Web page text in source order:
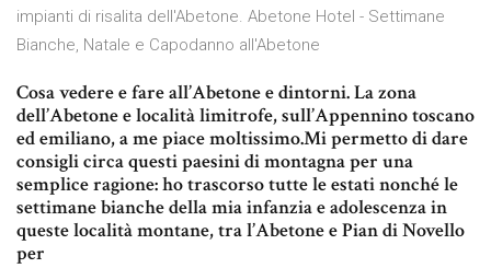
impianti di risalita dell'Abetone. Abetone Hotel - Settimane
Bianche, Natale e Capodanno all'Abetone
Cosa vedere e fare all’Abetone e dintorni. La zona
dell’Abetone e località limitrofe, sull’Appennino toscano
ed emiliano, a me piace moltissimo.Mi permetto di dare
consigli circa questi paesini di montagna per una
semplice ragione: ho trascorso tutte le estati nonché le
settimane bianche della mia infanzia e adolescenza in
queste località montane, tra l’Abetone e Pian di Novello
per